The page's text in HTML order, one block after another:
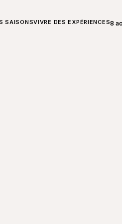
SAISONSVIVRE DES EXPÉRIENCES8